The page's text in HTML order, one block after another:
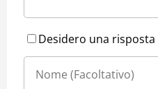
Desidero una